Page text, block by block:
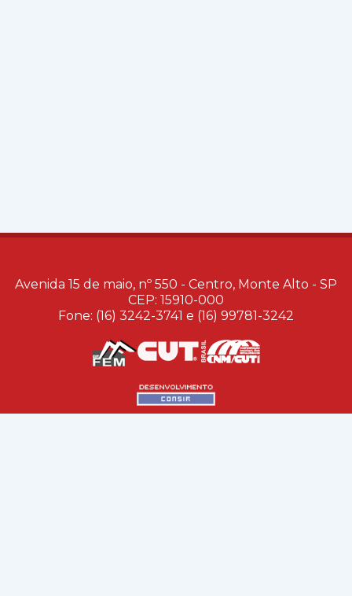
Avenida 15 de maio, nº 550 - Centro, Monte Alto - SP
CEP: 15910-000
Fone: (16) 3242-3741 e (16) 99781-3242